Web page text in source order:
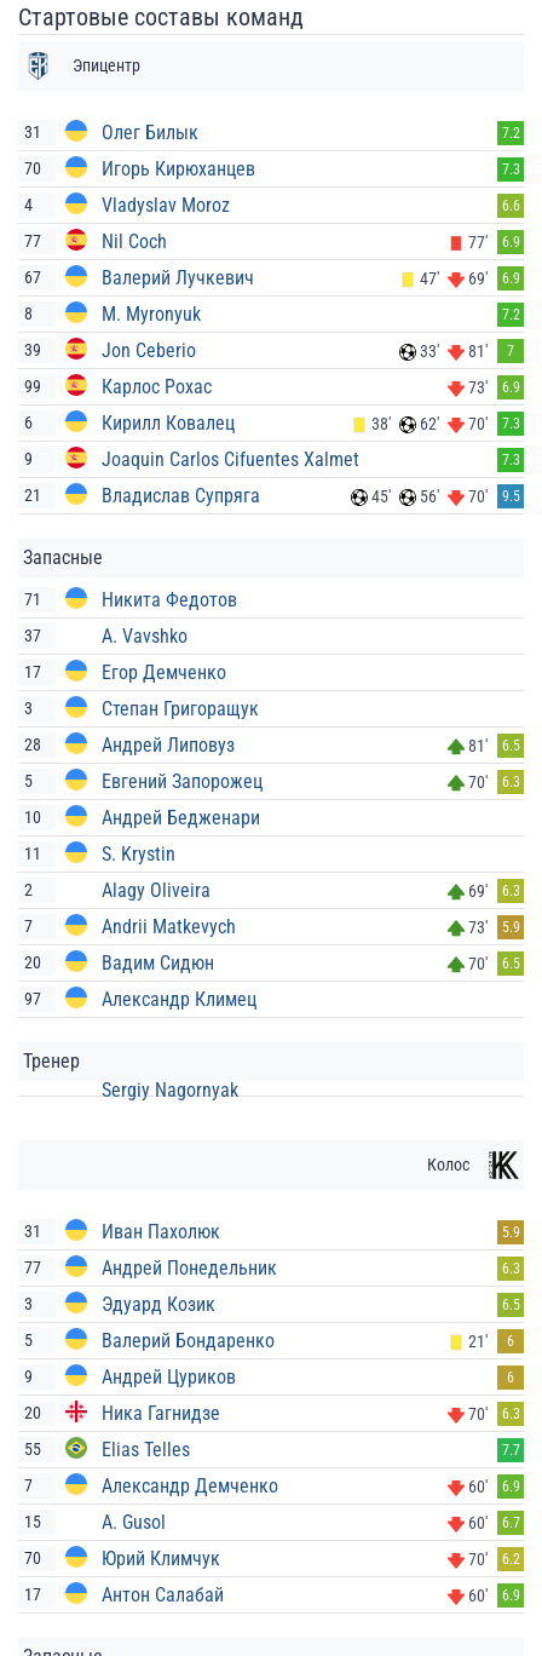
Стартовые составы команд
Эпицентр
31 Олег Билык 7.2
70 Игорь Кирюханцев 7.3
4 Vladyslav Moroz 6.6
77 Nil Coch 77' 6.9
67 Валерий Лучкевич 47' 69' 6.9
8 M. Myronyuk 7.2
39 Jon Ceberio 33' 81' 7
99 Карлос Рохас 73' 6.9
6 Кирилл Ковалец 38' 62' 70' 7.3
9 Joaquin Carlos Cifuentes Xalmet 7.3
21 Владислав Супряга 45' 56' 70' 9.5
Запасные
71 Никита Федотов
37 A. Vavshko
17 Егор Демченко
3 Степан Григоращук
28 Андрей Липовуз 81' 6.5
5 Евгений Запорожец 70' 6.3
10 Андрей Бедженари
11 S. Krystin
2 Alagy Oliveira 69' 6.3
7 Andrii Matkevych 73' 5.9
20 Вадим Сидюн 70' 6.5
97 Александр Климец
Тренер
Sergiy Nagornyak
Колос
31 Иван Пахолюк 5.9
77 Андрей Понедельник 6.3
3 Эдуард Козик 6.5
5 Валерий Бондаренко 21' 6
9 Андрей Цуриков 6
20 Ника Гагнидзе 70' 6.3
55 Elias Telles 7.7
7 Александр Демченко 60' 6.9
15 A. Gusol 60' 6.7
70 Юрий Климчук 70' 6.2
17 Антон Салабай 60' 6.9